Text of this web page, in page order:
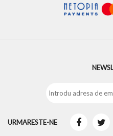
URMARESTE-NE